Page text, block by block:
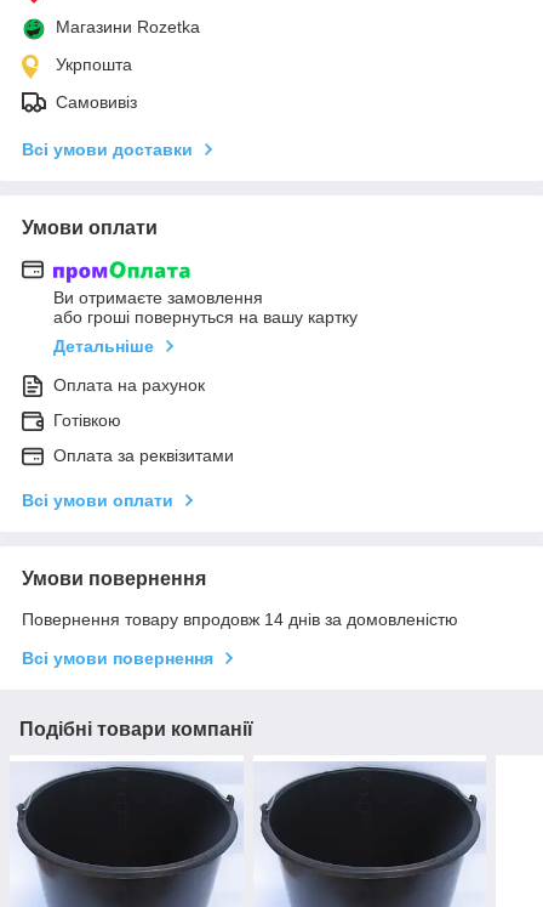
Магазини Rozetka
Укрпошта
Самовивіз
Всі умови доставки
Умови оплати
Ви отримаєте замовлення
або гроші повернуться на вашу картку
Детальніше
Оплата на рахунок
Готівкою
Оплата за реквізитами
Всі умови оплати
Умови повернення
Повернення товару впродовж 14 днів за домовленістю
Всі умови повернення
Подібні товари компанії